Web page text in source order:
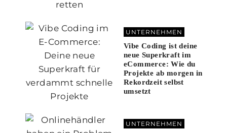
UNTERNEHMEN
Vibe Coding ist deine
neue Superkraft im
eCommerce: Wie du
Projekte ab morgen in
Rekordzeit selbst
umsetzt
UNTERNEHMEN